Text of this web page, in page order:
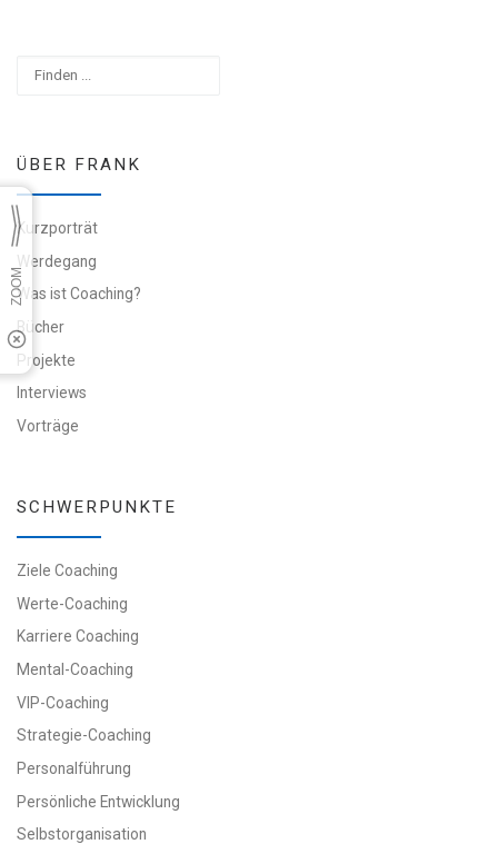
ÜBER FRANK
Kurzporträt
Werdegang
Was ist Coaching?
Bücher
Projekte
Interviews
Vorträge
SCHWERPUNKTE
Ziele Coaching
Werte-Coaching
Karriere Coaching
Mental-Coaching
VIP-Coaching
Strategie-Coaching
Personalführung
Persönliche Entwicklung
Selbstorganisation